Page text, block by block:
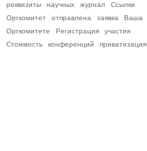
реквизиты
научных журнал
Ссылки
Оргкомитет
отправлена заявка
Ваша
Оргкомитете
Регистрация
участия
Стоимость
конференций приватизация